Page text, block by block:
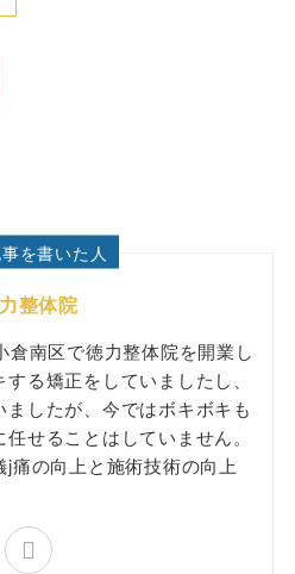
を書いた人
整体院
倉南区で徳力整体院を開業し
る矯正をしていましたし、
したが、今ではボキボキも
せることはしていません。
痛の向上と施術技術の向上